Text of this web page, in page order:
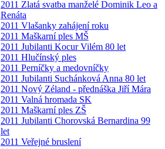
2011 Zlatá svatba manželé Dominik Leo a
Renáta
2011 Vlašanky zahájení roku
2011 Maškarní ples MŠ
2011 Jubilanti Kocur Vilém 80 let
2011 Hlučínský ples
2011 Perníčky a medovníčky
2011 Jubilanti Suchánková Anna 80 let
2011 Nový Zéland - přednáška Jiří Mára
2011 Valná hromada SK
2011 Maškarní ples ZŠ
2011 Jubilanti Chorovská Bernardina 99
let
2011 Veřejné bruslení